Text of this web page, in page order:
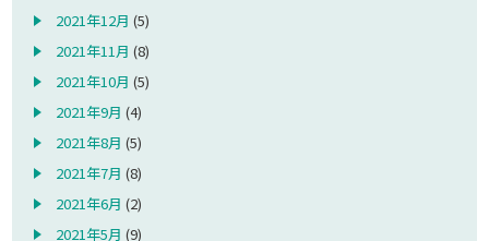
2021年12月 (5)
2021年11月 (8)
2021年10月 (5)
2021年9月 (4)
2021年8月 (5)
2021年7月 (8)
2021年6月 (2)
2021年5月 (9)